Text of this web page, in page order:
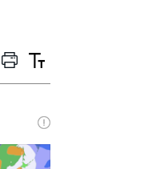
프
트
텍
트